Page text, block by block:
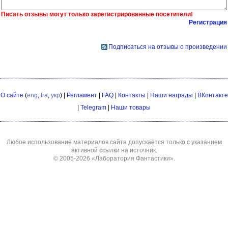
Писать отзывы могут только зарегистрированные посетители!
Регистрация
Подписаться на отзывы о произведении
О сайте (eng fra укр) | Регламент| FAQ| Контакты | Наши награды | ВКонтакте
| Telegram | Наши товары
Любое использование материалов сайта допускается только с указанием
активной ссылки на источник.
© 2005-2026 «Лаборатория Фантастики»